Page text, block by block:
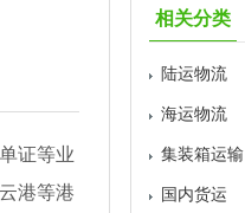
证等业
港等港
相关分类
陆运物流
海运物流
集装箱运输
国内货运